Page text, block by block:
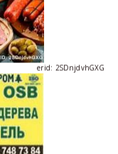
erid: 2SDnjdvhGXG